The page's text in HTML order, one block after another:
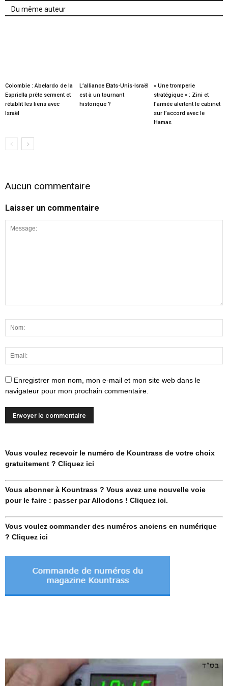
Du même auteur
Colombie : Abelardo de la
Espriella prête serment et
rétablit les liens avec
Israël
L’alliance Etats-Unis-Israël
est à un tournant
historique ?
« Une tromperie
stratégique » : Zini et
l’armée alertent le cabinet
sur l’accord avec le
Hamas
Aucun commentaire
Laisser un commentaire
Enregistrer mon nom, mon e-mail et mon site web dans le
navigateur pour mon prochain commentaire.
Vous voulez recevoir le numéro de Kountrass de votre choix
gratuitement ? Cliquez ici
Vous abonner à Kountrass ? Vous avez une nouvelle voie
pour le faire : passer par Allodons ! Cliquez ici.
Vous voulez commander des numéros anciens en numérique
? Cliquez ici